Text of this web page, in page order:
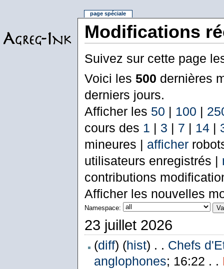
Modifications
Suivez sur cette page
Voici les 500 dernières
derniers jours.
Afficher les 50 | 100 |
cours des 1 | 3 | 7 | 14|
mineures | afficher
utilisateurs enregistrés |
contributions
Afficher les nouvelles
Namespace:
23 juillet 2026
(diff) (hist) . . Chefs
anglophones; 16:22 . .
page spéciale